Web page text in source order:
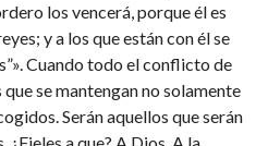
los vencerá, porque él es
y a los que están con él se
Cuando todo el conflicto de
se mantengan no solamente
Serán aquellos que serán